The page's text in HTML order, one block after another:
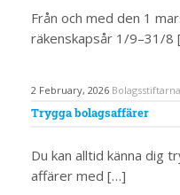
Från och med den 1
räkenskapsår 1/9–31/8
2 February, 2026 Bolagsstiftarna
Trygga bolagsaffärer
Du kan alltid känna dig
affärer med […]